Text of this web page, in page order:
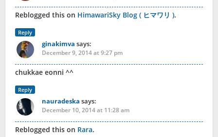
Reblogged this on HimawariSky Blog ( ヒマワリ ).
Reply
ginakimva says:
December 9, 2014 at 9:27 pm
chukkae eonni ^^
Reply
nauradeska says:
December 10, 2014 at 11:28 am
Reblogged this on Rara.